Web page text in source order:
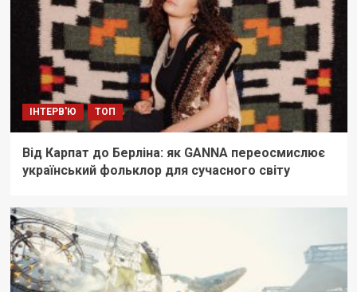
ІНТЕРВ'Ю ТОП
Від Карпат до Берліна: як GANNA переосмислює
український фольклор для сучасного світу